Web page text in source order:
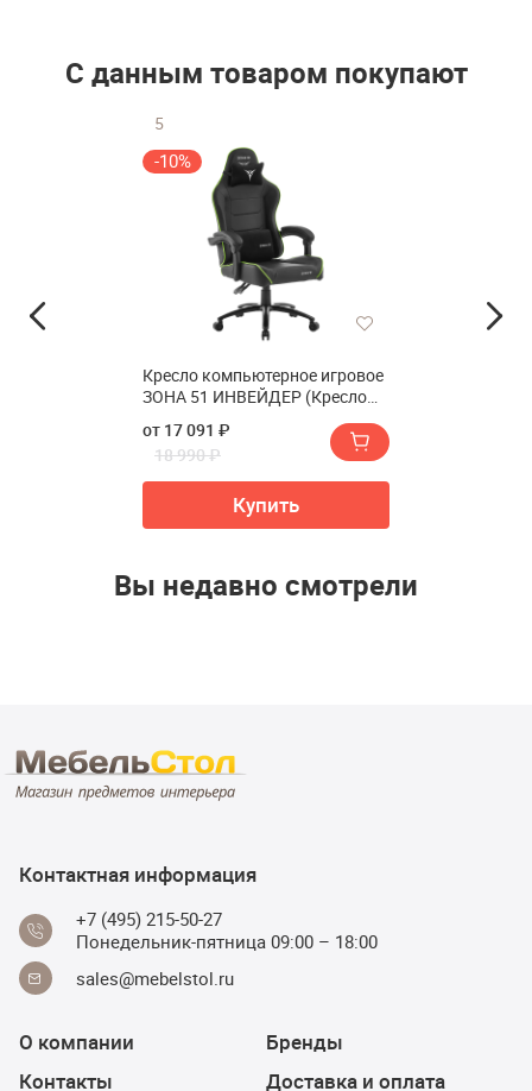
С данным товаром покупают
5
-10%
Кресло компьютерное игровое
ЗОНА 51 ИНВЕЙДЕР (Кресло
51 INVADER)
от 17 091 ₽
18 990 ₽
Купить
Вы недавно смотрели
Контактная информация
+7 (495) 215-50-27
Понедельник-пятница 09:00 – 18:00
sales@mebelstol.ru
О компании
Контакты
Бренды
Доставка и оплата